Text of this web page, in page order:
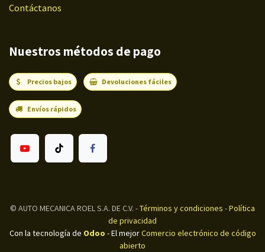
Contáctanos
Nuestros métodos de pago
Precios bajos Devoluciones fáciles
Envíos rápidos
© AUTO MECANICA ROEL S.A. DE C.V. -Términos y condiciones -Política
de privacidad
Con la tecnología de Odoo - El mejorComercio electrónico de código
abierto